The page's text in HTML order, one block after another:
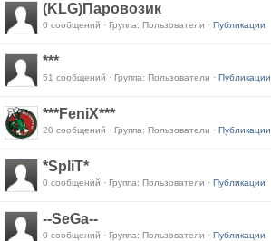
(KLG)Паровозик
0 сообщений · Группа: Пользователи · Публикации
***
51 сообщений · Группа: Пользователи · Публикации
***FeniX***
20 сообщений · Группа: Пользователи · Публикации
*SpliT*
0 сообщений · Группа: Пользователи · Публикации
--SeGa--
0 сообщений · Группа: Пользователи · Публикации